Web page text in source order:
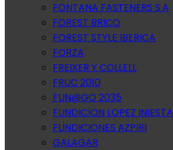
FONTANA FASTENERS S.A
FOREST BRICO
FOREST STYLE IBERICA
FORZA
FREIXER Y COLLELL
FRUC 2010
FUN@GO 2035
FUNDICION LOPEZ INIESTA
FUNDICIONES AZPIRI
GALAGAR